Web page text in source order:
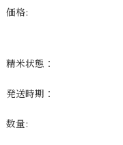
価格:
精米状態：
発送時期：
数量: